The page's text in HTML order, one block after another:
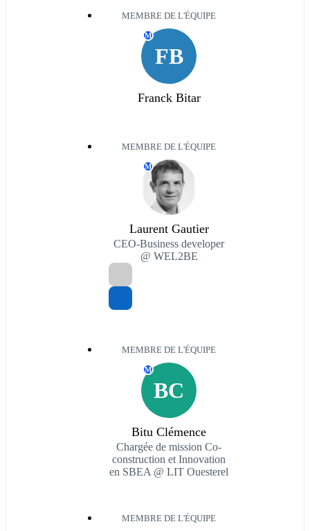
MEMBRE DE L'ÉQUIPE
FB
M
Franck Bitar
MEMBRE DE L'ÉQUIPE
M
Laurent Gautier
CEO-Business developer
@ WEL2BE
MEMBRE DE L'ÉQUIPE
BC
M
Bitu Clémence
Chargée de mission Co-
construction et Innovation
en SBEA @ LIT Ouesterel
MEMBRE DE L'ÉQUIPE